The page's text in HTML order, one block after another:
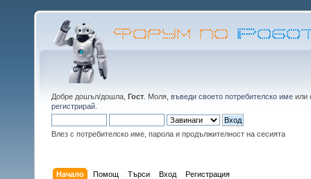
Добре дошъл/дошла, Гост . Моля, въведи своето потребителско име или
регистрирай
Влез с потребителско име, парола и продължителност на сесията
Начало Помощ Търси Вход Регистрация